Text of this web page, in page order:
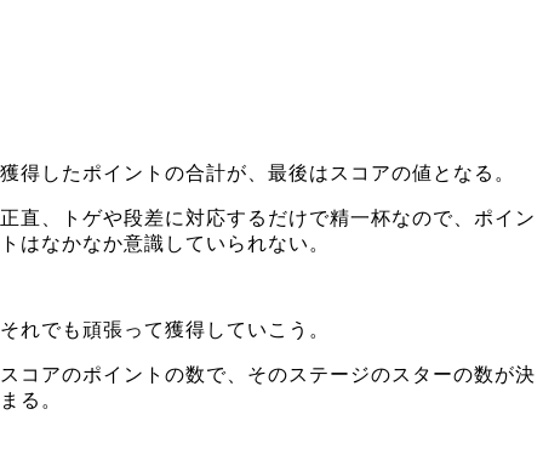
獲得したポイントの合計が、最後はスコアの値となる。
正直、トゲや段差に対応するだけで精一杯なので、ポイン
トはなかなか意識していられない。
それでも頑張って獲得していこう。
スコアのポイントの数で、そのステージのスターの数が決
まる。